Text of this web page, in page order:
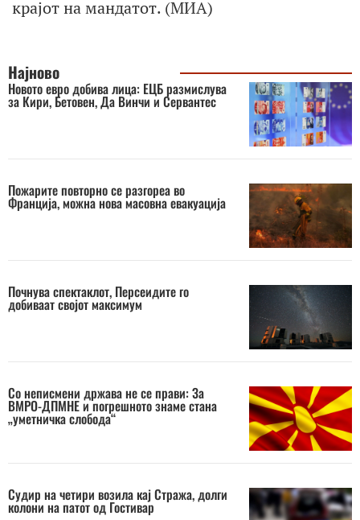
крајот на мандатот. (МИА)
Најново
Новото евро добива лица: ЕЦБ размислува
за Кири, Бетовен, Да Винчи и Сервантес
Пожарите повторно се разгореа во
Франција, можна нова масовна евакуација
Почнува спектаклот, Персеидите го
добиваат својот максимум
Со неписмени држава не се прави: За
ВМРО-ДПМНЕ и погрешното знаме стана
„уметничка слобода“
Судир на четири возила кај Стража, долги
колони на патот од Гостивар